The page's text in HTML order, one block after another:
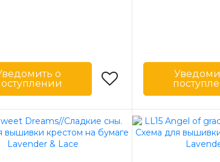
о
Lavender & Lace
США
Бренд
Страна-
производитель